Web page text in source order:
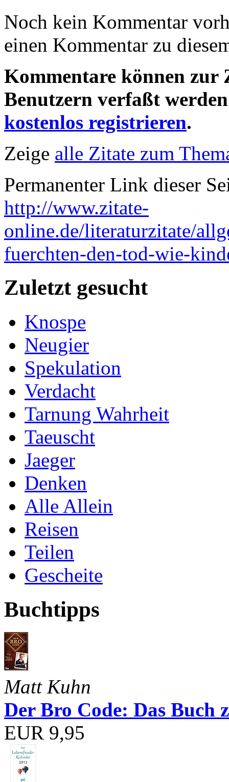
Noch kein Kommentar
einen Kommentar zu
Kommentare können
Benutzern verfaßt
kostenlos registrieren.
Zeige alle Zitate zum
Permanenter Link dieser
http://www.zitate-
online.de/literaturzitate/
fuerchten-den-tod-wie-
Zuletzt gesucht
Knospe
Neugier
Spekulation
Verdacht
Tarnung Wahrheit
Taeuscht
Jaeger
Denken
Alle Allein
Reisen
Teilen
Gescheite
Buchtipps
Matt Kuhn
Der Bro Code: Das Buch
EUR 9,95